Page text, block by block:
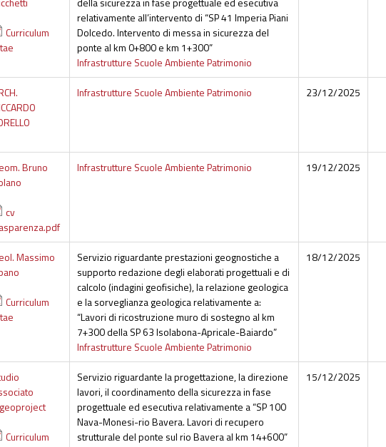
Curriculum
relativamente all’intervento di “SP 41 Imperia Piani
Dolcedo. Intervento di messa in sicurezza del
ponte al km 0+800 e km 1+300”
Infrastrutture Scuole Ambiente Patrimonio
Infrastrutture Scuole Ambiente Patrimonio 23/12/2025
Bruno
cv
Infrastrutture Scuole Ambiente Patrimonio 19/12/2025
Massimo
Curriculum
Servizio riguardante prestazioni geognostiche a
supporto redazione degli elaborati progettuali e di
calcolo (indagini geofisiche), la relazione geologica
e la sorveglianza geologica relativamente a:
“Lavori di ricostruzione muro di sostegno al km
7+300 della SP 63 Isolabona-Apricale-Baiardo”
Infrastrutture Scuole Ambiente Patrimonio
18/12/2025
Curriculum
Servizio riguardante la progettazione, la direzione
lavori, il coordinamento della sicurezza in fase
progettuale ed esecutiva relativamente a “SP 100
Nava-Monesi-rio Bavera. Lavori di recupero
strutturale del ponte sul rio Bavera al km 14+600”
15/12/2025